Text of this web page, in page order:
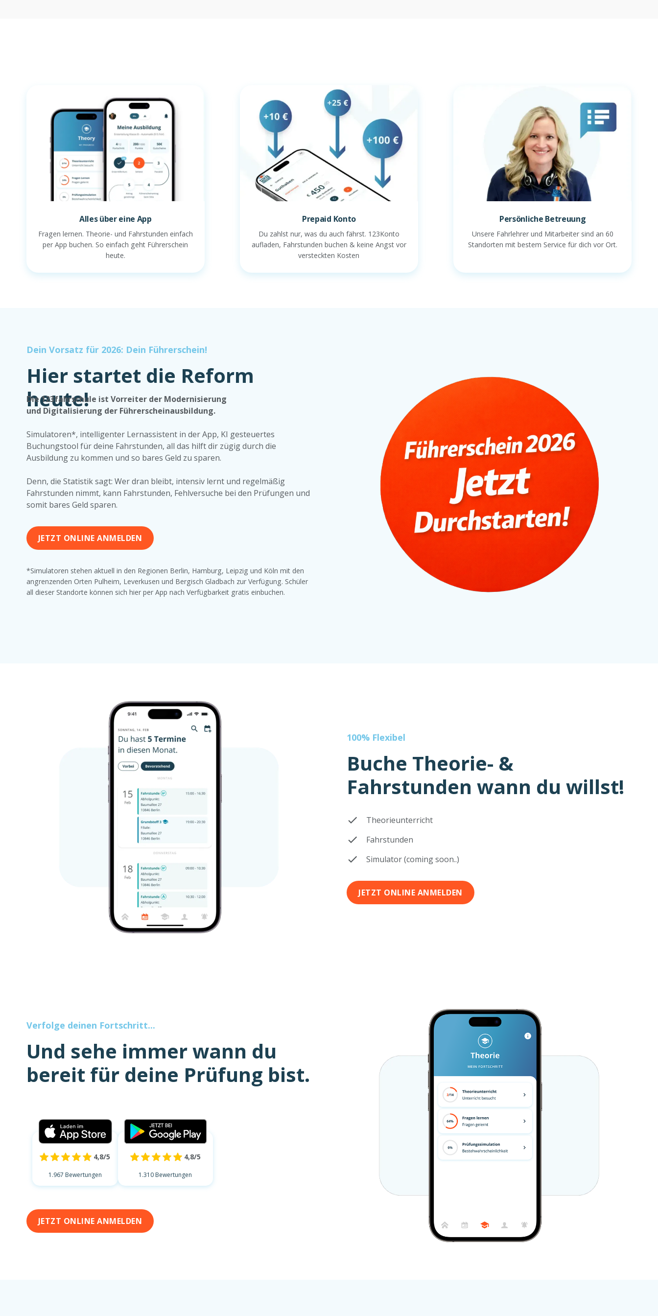
Alles über eine App
Fragen lernen. Theorie- und Fahrstunden einfach
per App buchen. So einfach geht Führerschein
heute.
Prepaid Konto
Du zahlst nur, was du auch fährst. 123Konto
aufladen, Fahrstunden buchen & keine Angst vor
versteckten Kosten
Persönliche Betreuung
Unsere Fahrlehrer und Mitarbeiter sind an 60
Standorten mit bestem Service für dich vor Ort.
Dein Vorsatz für 2026: Dein Führerschein!
Hier startet die Reform
heute!
Die 123fahrschule ist Vorreiter der Modernisierung
und Digitalisierung der Führerscheinausbildung.
Simulatoren*, intelligenter Lernassistent in der App, KI gesteuertes
Buchungstool für deine Fahrstunden, all das hilft dir zügig durch die
Ausbildung zu kommen und so bares Geld zu sparen.
Denn, die Statistik sagt: Wer dran bleibt, intensiv lernt und regelmäßig
Fahrstunden nimmt, kann Fahrstunden, Fehlversuche bei den Prüfungen und
somit bares Geld sparen.
JETZT ONLINE ANMELDEN
*Simulatoren stehen aktuell in den Regionen Berlin, Hamburg, Leipzig und Köln mit den
angrenzenden Orten Pulheim, Leverkusen und Bergisch Gladbach zur Verfügung. Schüler
all dieser Standorte können sich hier per App nach Verfügbarkeit gratis einbuchen.
100% Flexibel
Buche Theorie- &
Fahrstunden wann du willst!
Theorieunterricht
Fahrstunden
Simulator (coming soon..)
JETZT ONLINE ANMELDEN
Verfolge deinen Fortschritt...
Und sehe immer wann du
bereit für deine Prüfung bist.
4,8/5
1.967 Bewertungen
4,8/5
1.310 Bewertungen
JETZT ONLINE ANMELDEN